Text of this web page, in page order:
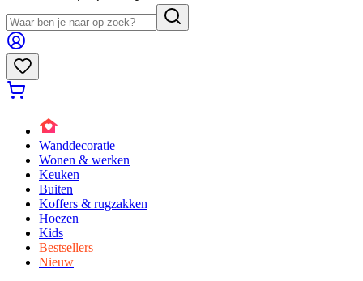
Wanddecoratie
Wonen & werken
Keuken
Buiten
Koffers & rugzakken
Hoezen
Kids
Bestsellers
Nieuw